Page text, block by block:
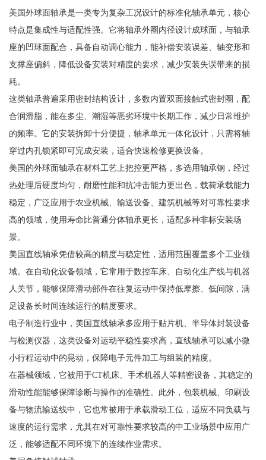
美国外球面轴承是一类专为复杂工况设计的标准化轴承单元，核心
特点是集成性与适配性强。它将轴承外圈内径设计成球面，与轴承
座的凹球面配合，具备自动调心能力，能补偿安装误差、轴变形和
支撑座偏斜，降低设备安装对精度的要求，减少安装失误带来的损
耗。
这类轴承普遍采用密封结构设计，多数内置双面接触式密封圈，配
合润滑脂，能在多尘、潮湿等恶劣环境中长期工作，减少日常维护
的频率。它的安装拆卸十分便捷，轴承单元一体化设计，只需将轴
穿过内孔锁紧即可完成安装，适合快速检修更换设备。
美国的外球面轴承在材料工艺上把控更严格，多选用轴承钢，经过
热处理后硬度均匀，耐磨性能和抗冲击能力更出色，载荷承载能力
稳定，广泛应用于农业机械、输送设备、建筑机械等对可靠性要求
高的领域，使用寿命比普通分体轴承更长，适配多种非标安装场
景。
美国直线轴承凭借较高的精度与稳定性，适用范围覆盖多个工业领
域。在自动化设备领域，它常用于数控车床、自动化生产线与机器
人关节，能够保障滑动部件在往复运动中保持低摩擦、低间隙，满
足设备长时间连续运行的精度要求。
电子制造行业中，美国直线轴承多应用于贴片机、半导体封装设备
与检测仪器，这类设备对运动平稳性要求高，直线轴承可以减小微
小行程运动中的晃动，保障电子元件加工与组装的精度。
在器械领域，它被用于CT机床、手术机器人等精密设备，其稳定的
滑动性能能够保障诊断与操作的准确性。此外，包装机械、印刷设
备与物流输送线中，它也常被用于承载滑动工位，适应不同负载与
速度的运行需求，尤其在对可靠性要求较高的中工业场景中应用广
泛，能够适配不同环境下的连续作业需求。